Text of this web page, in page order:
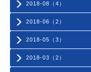
2018-08（4）
2018-06（2）
2018-05（3）
2018-03（2）